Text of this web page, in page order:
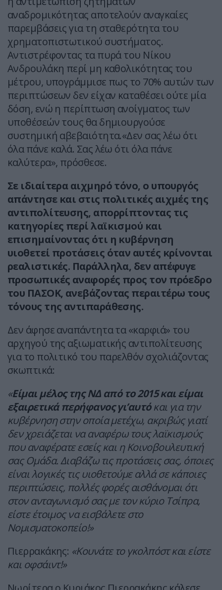
αναδρομικότητας αποτελούν αναγκαίες
παρεμβάσεις για τη σταθερότητα του
χρηματοπιστωτικού συστήματος.
Αντιστρέφοντας τα πυρά του Νίκου
Ανδρουλάκη περί μη καθολικότητας του
μέτρου, υπογράμμισε πως το 70% αυτών των
περιπτώσεων δεν είχαν καταθέσει ούτε μία
δόση, ενώ η περίπτωση ανοίγματος των
υποθέσεών τους θα δημιουργούσε
συστημική αβεβαιότητα.«Δεν σας λέω ότι
όλα πάνε καλά. Σας λέω ότι όλα πάνε
καλύτερα», πρόσθεσε.
Σε ιδιαίτερα αιχμηρό τόνο, ο υπουργός
απάντησε και στις πολιτικές αιχμές της
αντιπολίτευσης, απορρίπτοντας τις
κατηγορίες περί λαϊκισμού και
επισημαίνοντας ότι η κυβέρνηση
υιοθετεί προτάσεις όταν αυτές κρίνονται
ρεαλιστικές. Παράλληλα, δεν απέφυγε
προσωπικές αναφορές προς τον πρόεδρο
του ΠΑΣΟΚ, ανεβάζοντας περαιτέρω τους
τόνους της αντιπαράθεσης.
Δεν άφησε αναπάντητα τα «καρφιά» του
αρχηγού της αξιωματικής αντιπολίτευσης
για το πολιτικό του παρελθόν σχολιάζοντας
σκωπτικά:
«Είμαι μέλος της ΝΔ από το 2015 και είμαι
εξαιρετικά περήφανος γι’αυτόκαι για την
κυβέρνηση στην οποία μετέχω, ακριβώς γιατί
δεν χρειάζεται να αναφέρω τους λαϊκισμούς
που αναφέρατε εσείς και η Κοινοβουλευτική
σας Ομάδα. Διαβάζω τις προτάσεις σας, όποιες
είναι λογικές τις υιοθετούμε αλλά σε κάποιες
περιπτώσεις, πολλές φορές αισθάνομαι ότι
στον ανταγωνισμό σας με τον κύριο Τσίπρα,
είστε έτοιμος να εισβάλετε στο
Νομισματοκοπείο!»
Πιερρακάκης: «Κουνάτε το γκολπόστ και είστε
και οφσάιντ!»